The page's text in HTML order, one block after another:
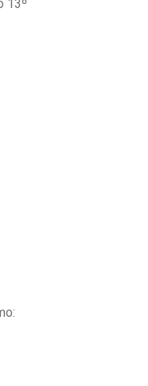
13º